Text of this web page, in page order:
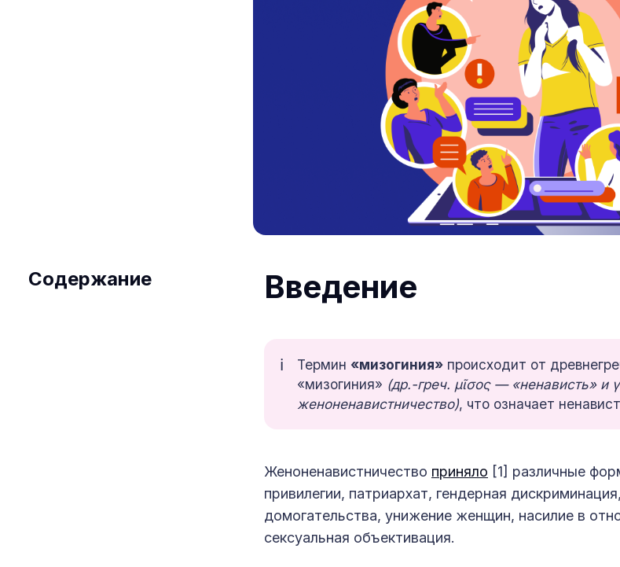
Содержание Введение
ℹ️ Термин «мизогиния»происходит от
«мизогиния» (др.-греч. μῖσος — «ненависть»
женоненавистничество), что означает
Женоненавистничество приняло [1] различные
привилегии, патриархат, гендерная
домогательства, унижение женщин, насилие в
сексуальная объективация.